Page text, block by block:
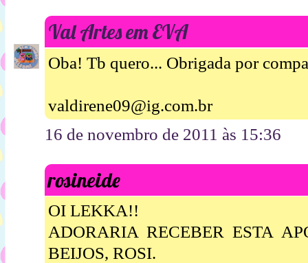
Val Artes em EVA
Oba! Tb quero... Obrigada por
valdirene09@ig.com.br
16 de novembro de 2011 às 15:36
rosineide
OI LEKKA!!
ADORARIA RECEBER ESTA
BEIJOS, ROSI.